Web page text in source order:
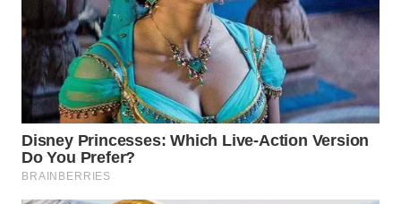
WN
BOROBUDUR
WN
MADURA
WN
SURABAYA